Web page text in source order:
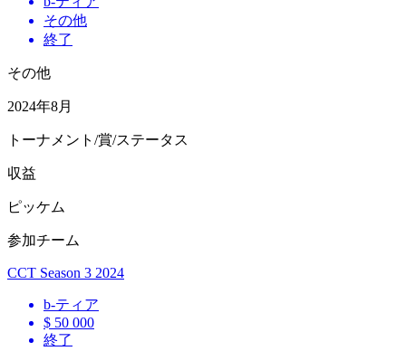
その他
終了
その他
2024年8月
トーナメント/賞/ステータス
収益
ピッケム
参加チーム
CCT Season 3 2024
b-ティア
$ 50 000
終了